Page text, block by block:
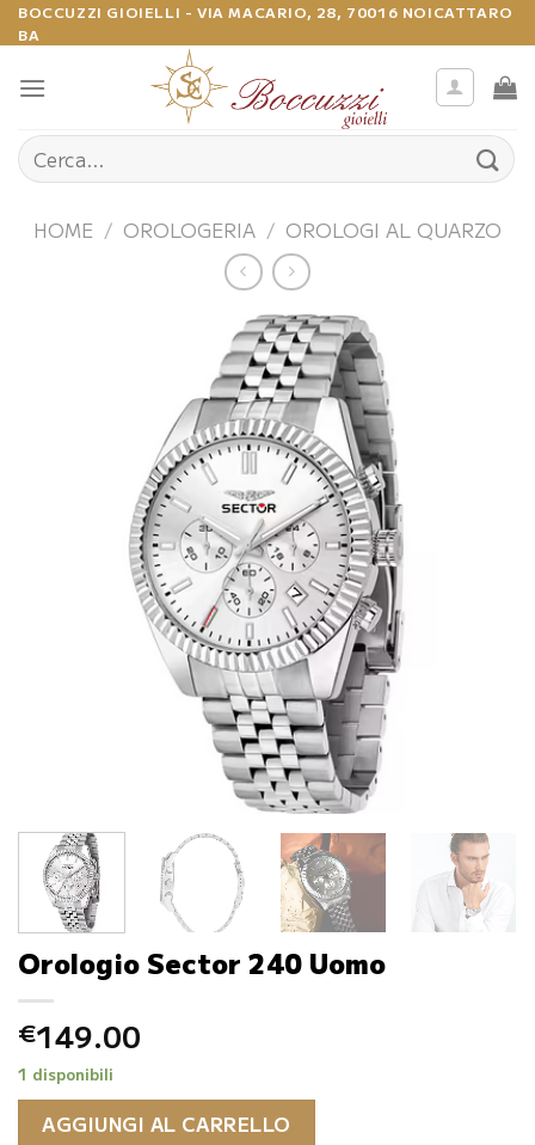
Salta
ai
contenuti
BOCCUZZI GIOIELLI - VIA MACARIO, 28, 70016 NOICATTARO
BA
Cerca:
HOME / OROLOGERIA / OROLOGI AL QUARZO
Orologio Sector 240 Uomo
€149.00
1 disponibili
AGGIUNGI AL CARRELLO